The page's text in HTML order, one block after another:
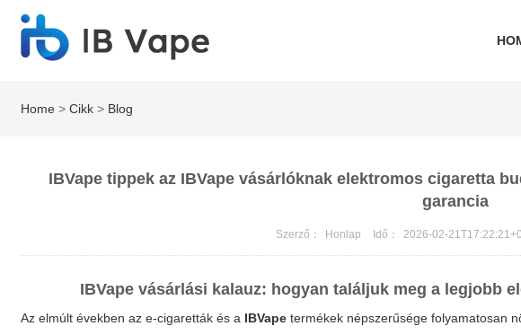
Home >Cikk > Blog
IBVape tippek az IBVape vásárlóknak elektromos cigaretta
garancia
Szerző： Honlap Idő： 2026-02-
IBVape vásárlási kalauz: hogyan találjuk meg a legjobb
Az elmúlt években az e-cigaretták és a IBVape termékek népszerűsége folyamatosan